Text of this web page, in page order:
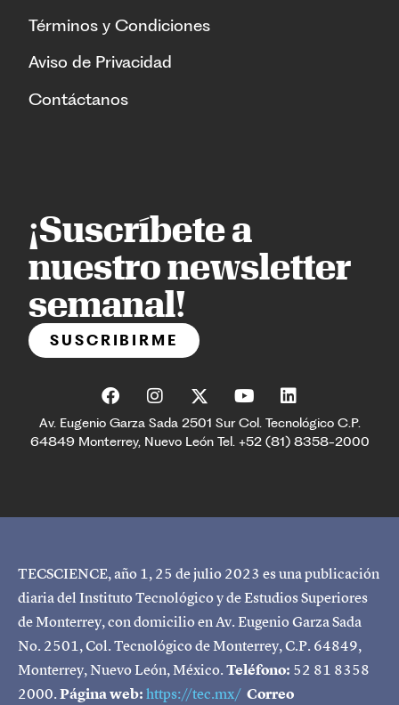
Términos y Condiciones
Aviso de Privacidad
Contáctanos
¡Suscríbete a
nuestro newsletter
semanal!
SUSCRIBIRME
Av. Eugenio Garza Sada 2501 Sur Col. Tecnológico C.P.
64849 Monterrey, Nuevo León Tel. +52 (81) 8358-2000
TECSCIENCE, año 1, 25 de julio 2023 es una publicación
diaria del Instituto Tecnológico y de Estudios Superiores
de Monterrey, con domicilio en Av. Eugenio Garza Sada
No. 2501, Col. Tecnológico de Monterrey, C.P. 64849,
Monterrey, Nuevo León, México.Teléfono: 52 81 8358
2000.Página web:https://tec.mx/ Correo